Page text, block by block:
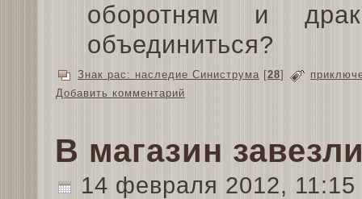
оборотням и
объединиться?
Знак рас: наследие Синиструма [28]
Добавить комментарий
В магазин
14 февраля 2012, 11:15